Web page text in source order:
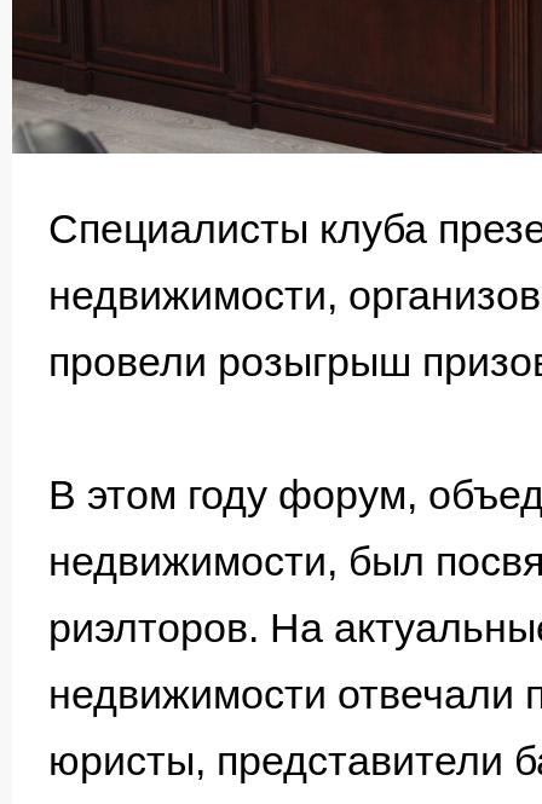
Специалисты клуба
недвижимости,
провели розыгрыш
В этом году форум,
недвижимости, был
риэлторов. На
недвижимости отвечали
юристы, представители